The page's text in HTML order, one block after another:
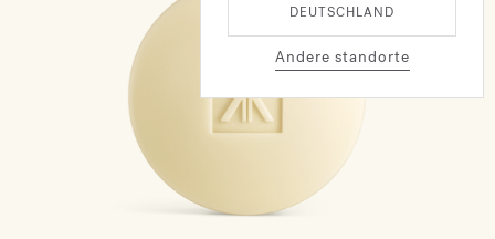
DEUTSCHLAND
Andere standorte